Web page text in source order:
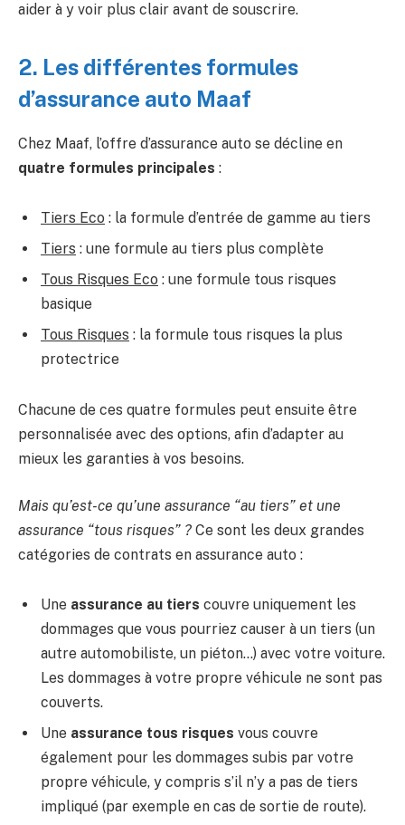
aider à y voir plus clair avant de souscrire.
2. Les différentes formules
d’assurance auto Maaf
Chez Maaf, l’offre d’assurance auto se décline en
quatre formules principales :
Tiers Eco : la formule d’entrée de gamme au tiers
Tiers : une formule au tiers plus complète
Tous Risques Eco : une formule tous risques
basique
Tous Risques : la formule tous risques la plus
protectrice
Chacune de ces quatre formules peut ensuite être
personnalisée avec des options, afin d’adapter au
mieux les garanties à vos besoins.
Mais qu’est-ce qu’une assurance “au tiers” et une
assurance “tous risques” ? Ce sont les deux grandes
catégories de contrats en assurance auto :
Une assurance au tiers couvre uniquement les
dommages que vous pourriez causer à un tiers (un
autre automobiliste, un piéton…) avec votre voiture.
Les dommages à votre propre véhicule ne sont pas
couverts.
Une assurance tous risques vous couvre
également pour les dommages subis par votre
propre véhicule, y compris s’il n’y a pas de tiers
impliqué (par exemple en cas de sortie de route).